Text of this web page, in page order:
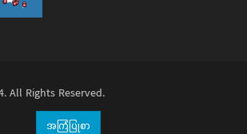
All Rights Reserved.
အကြံပြုစာ